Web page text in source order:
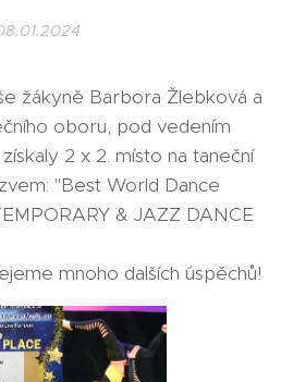
žákyně Barbora Žlebková a
oboru, pod vedením
2 x 2. místo na taneční
"Best World Dance
& JAZZ DANCE
mnoho dalších úspěchů!